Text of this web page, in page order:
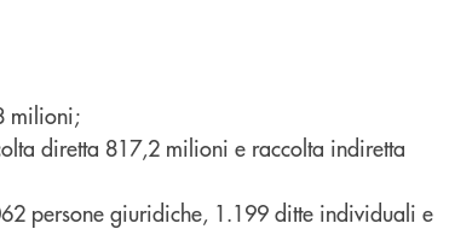
milioni;
diretta 817,2 milioni e raccolta indiretta
persone giuridiche, 1.199 ditte individuali e